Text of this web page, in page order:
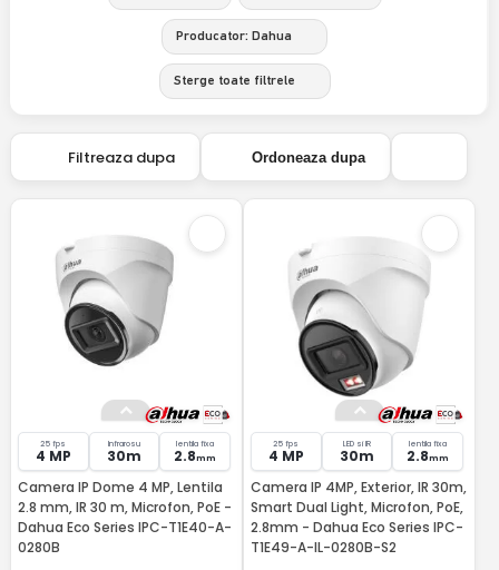
Producator: Dahua
Sterge toate filtrele
Filtreaza dupa Ordoneaza dupa
25 fps
4 MP
Infrarosu
30m
lentila fixa
2.8mm
Camera IP Dome 4 MP, Lentila
2.8 mm, IR 30 m, Microfon, PoE -
Dahua Eco Series IPC-T1E40-A-
0280B
25 fps
4 MP
LED si IR
30m
lentila fixa
2.8mm
Camera IP 4MP, Exterior, IR 30m,
Smart Dual Light, Microfon, PoE,
2.8mm - Dahua Eco Series IPC-
T1E49-A-IL-0280B-S2